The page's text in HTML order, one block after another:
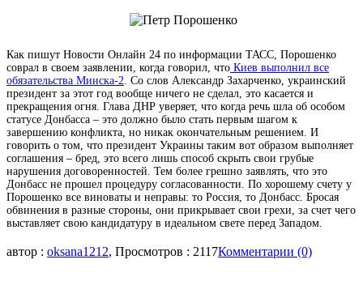
Как пишут Новости Онлайн 24 по информации ТАСС, Порошенко
соврал в своем заявлении, когда говорил, что Киев выполнил все
обязательства Минска-2. Со слов Александр Захарченко, украинский
президент за этот год вообще ничего не сделал, это касается и
прекращения огня. Глава ДНР уверяет, что когда речь шла об особом
статусе Донбасса – это должно было стать первым шагом к
завершению конфликта, но никак окончательным решением. И
говорить о том, что президент Украины таким вот образом выполняет
соглашения – бред, это всего лишь способ скрыть свои грубые
нарушения договоренностей. Тем более грешно заявлять, что это
Донбасс не прошел процедуру согласованности. По хорошему счету у
Порошенко все виноваты и неправы: то Россия, то Донбасс. Бросая
обвинения в разные стороны, они прикрывает свои грехи, за счет чего
выставляет свою кандидатуру в идеальном свете перед Западом.
автор : oksana1212, Просмотров : 2117Комментарии (0)